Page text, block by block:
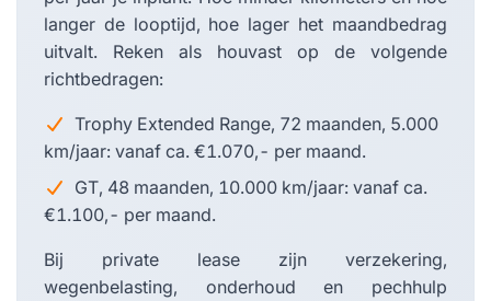
langer de looptijd, hoe lager het maandbedrag
uitvalt. Reken als houvast op de volgende
richtbedragen:
Trophy Extended Range, 72 maanden, 5.000
km/jaar: vanaf ca. €1.070,- per maand.
GT, 48 maanden, 10.000 km/jaar: vanaf ca.
€1.100,- per maand.
Bij private lease zijn verzekering,
wegenbelasting, onderhoud en pechhulp